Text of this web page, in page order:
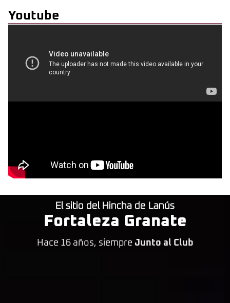
Youtube
El sitio del Hincha de Lanús
Fortaleza Granate
Hace 16 años, siempre Junto al Club